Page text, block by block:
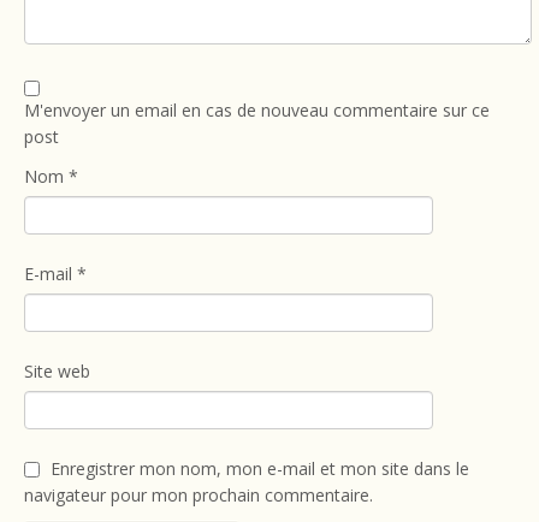
M'envoyer un email en cas de nouveau commentaire sur ce
post
Nom *
E-mail *
Site web
Enregistrer mon nom, mon e-mail et mon site dans le
navigateur pour mon prochain commentaire.